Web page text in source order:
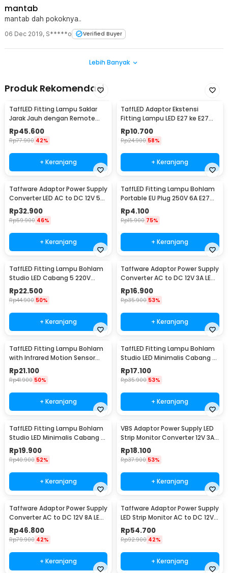
mantab
mantab dah pokoknya..
06 Dec 2019, S*****o Verified Buyer
Lebih Banyak
Produk Rekomendasi
TaffLED Fitting Lampu Saklar
Jarak Jauh dengan Remote
Control 220V E27 - GN-680
Rp45.600
Rp77.900 42%
+ Keranjang
TaffLED Adaptor Ekstensi
Fitting Lampu LED E27 ke E27
19.5cm 1 PCS - HF-400
Rp10.700
Rp24.900 58%
+ Keranjang
Taffware Adaptor Power Supply
Converter LED AC to DC 12V 5A
60W - 1250
Rp32.900
Rp59.900 46%
+ Keranjang
TaffLED Fitting Lampu Bohlam
Portable EU Plug 250V 6A E27
with Switch - HF-100
Rp4.100
Rp15.900 75%
+ Keranjang
TaffLED Fitting Lampu Bohlam
Studio LED Cabang 5 220V
100W E27 - HU-500
Rp22.500
Rp44.900 50%
+ Keranjang
Taffware Adaptor Power Supply
Converter AC to DC 12V 3A LED
Strip - DSM-1230
Rp16.900
Rp35.900 53%
+ Keranjang
TaffLED Fitting Lampu Bohlam
with Infrared Motion Sensor
240V 50W E27 - SP-820
Rp21.100
Rp41.900 50%
+ Keranjang
TaffLED Fitting Lampu Bohlam
Studio LED Minimalis Cabang 3
E27 220V - HU-350
Rp17.100
Rp35.900 53%
+ Keranjang
TaffLED Fitting Lampu Bohlam
Studio LED Minimalis Cabang 4
E27 220V - HU-400
Rp19.900
Rp40.900 52%
+ Keranjang
VBS Adaptor Power Supply LED
Strip Monitor Converter 12V 3A
36W - AYD-1230
Rp18.100
Rp37.900 53%
+ Keranjang
Taffware Adaptor Power Supply
Converter AC to DC 12V 8A LED
Strip - 1280
Rp46.800
Rp79.900 42%
+ Keranjang
Taffware Adaptor Power Supply
LED Strip Monitor AC to DC 12V
10A - AYD-12100
Rp54.700
Rp92.900 42%
+ Keranjang